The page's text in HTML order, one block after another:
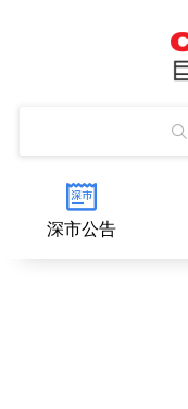
深市公告